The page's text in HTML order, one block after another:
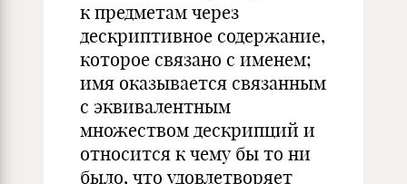
к предметам через
дескриптивное содержание,
которое связано с именем;
имя оказывается связанным
с эквивалентным
множеством дескрипций и
относится к чему бы то ни
было, что удовлетворяет